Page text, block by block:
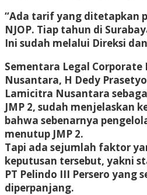
“Ada tarif yang ditetapkan
NJOP. Tiap tahun di
Ini sudah melalui Direksi
Sementara Legal Corporate
Nusantara, H Dedy
Lamicitra Nusantara
JMP 2, sudah menjelaskan
bahwa sebenarnya
menutup JMP 2.
Tapi ada sejumlah faktor
keputusan tersebut, yakni
PT Pelindo III Persero yang
diperpanjang.